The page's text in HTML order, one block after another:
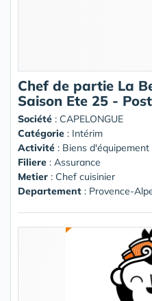
Chef de partie La
Saison Ete 25 -
Société : CAPELONGUE
Catégorie : Intérim
Activité : Biens
Filiere : Assurance
Metier : Chef cuisinier
Departement : Provence-